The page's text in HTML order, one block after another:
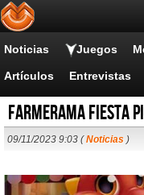
Noticias Juegos
Artículos Entrevistas
Farmerama Fiesta
09/11/2023 9:03 (Noticias )